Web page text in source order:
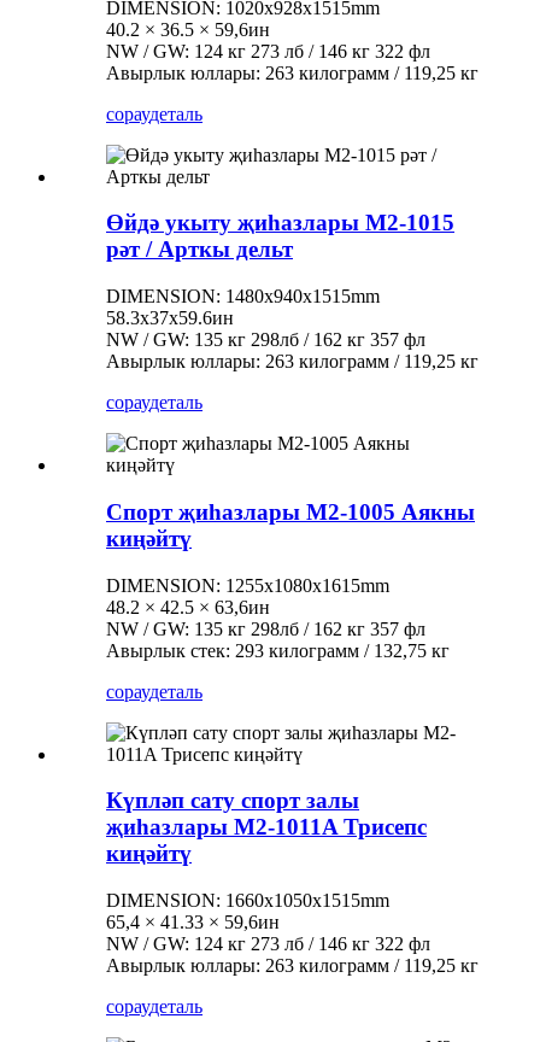
DIMENSION: 1020x928x1515mm
40.2 × 36.5 × 59,6ин
NW / GW: 124 кг 273 лб / 146 кг 322 фл
Авырлык юллары: 263 килограмм / 119,25 кг
сораудеталь
Өйдә укыту җиһазлары M2-1015
рәт / Арткы дельт
DIMENSION: 1480x940x1515mm
58.3х37х59.6ин
NW / GW: 135 кг 298лб / 162 кг 357 фл
Авырлык юллары: 263 килограмм / 119,25 кг
сораудеталь
Спорт җиһазлары M2-1005 Аякны
киңәйтү
DIMENSION: 1255x1080x1615mm
48.2 × 42.5 × 63,6ин
NW / GW: 135 кг 298лб / 162 кг 357 фл
Авырлык стек: 293 килограмм / 132,75 кг
сораудеталь
Күпләп сату спорт залы
җиһазлары M2-1011A Трисепс
киңәйтү
DIMENSION: 1660x1050x1515mm
65,4 × 41.33 × 59,6ин
NW / GW: 124 кг 273 лб / 146 кг 322 фл
Авырлык юллары: 263 килограмм / 119,25 кг
сораудеталь